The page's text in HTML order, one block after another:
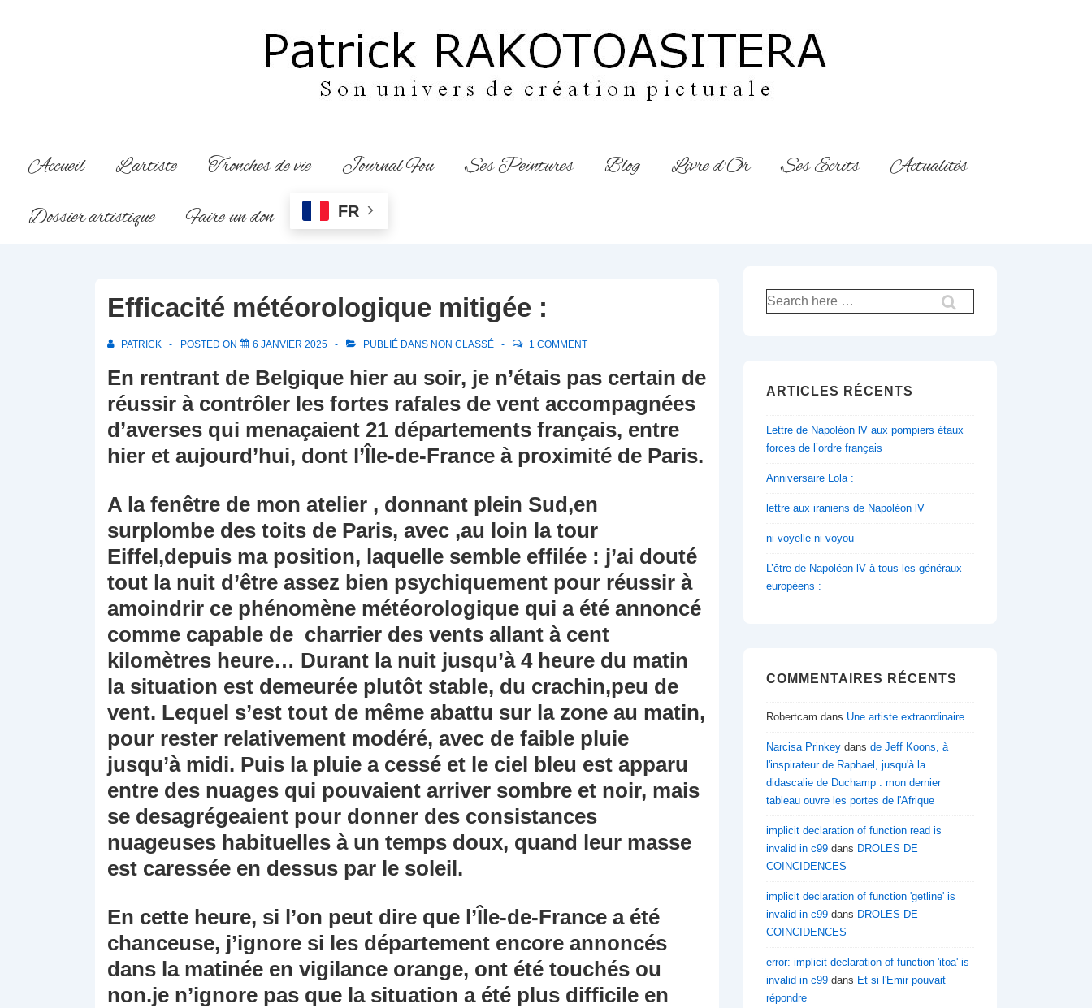
Navigation
Accueil L’artiste Tronches de vie Journal Fou Ses Peintures Blog Livre d’Or Ses Ecrits
Actualités
Dossier artistique
Faire un don FR
Efficacité météorologique mitigée :
PATRICK POSTED ON 6 JANVIER 2025 PUBLIÉ DANS NON CLASSÉ 1 COMMENT
En rentrant de Belgique hier au soir, je n’étais pas certain de
réussir à contrôler les fortes rafales de vent accompagnées
d’averses qui menaçaient 21 départements français, entre
hier et aujourd’hui, dont l’Île-de-France à proximité de Paris.
A la fenêtre de mon atelier , donnant plein Sud,en
surplombe des toits de Paris, avec ,au loin la tour
Eiffel,depuis ma position, laquelle semble effilée : j’ai douté
tout la nuit d’être assez bien psychiquement pour réussir à
amoindrir ce phénomène météorologique qui a été annoncé
comme capable de charrier des vents allant à cent
kilomètres heure… Durant la nuit jusqu’à 4 heure du matin
la situation est demeurée plutôt stable, du crachin,peu de
vent. Lequel s’est tout de même abattu sur la zone au matin,
pour rester relativement modéré, avec de faible pluie
jusqu’à midi. Puis la pluie a cessé et le ciel bleu est apparu
entre des nuages qui pouvaient arriver sombre et noir, mais
se desagrégeaient pour donner des consistances
nuageuses habituelles à un temps doux, quand leur masse
est caressée en dessus par le soleil.
En cette heure, si l’on peut dire que l’Île-de-France a été
chanceuse, j’ignore si les département encore annoncés
dans la matinée en vigilance orange, ont été touchés ou
non.je n’ignore pas que la situation a été plus difficile en
Recherche
pour:
ARTICLES RÉCENTS
Lettre de Napoléon lV aux pompiers étaux
forces de l’ordre français
Anniversaire Lola :
lettre aux iraniens de Napoléon lV
ni voyelle ni voyou
L’être de Napoléon lV à tous les généraux
européens :
COMMENTAIRES RÉCENTS
Robertcam dans Une artiste extraordinaire
Narcisa Prinkey dans de Jeff Koons, à
l'inspirateur de Raphael, jusqu'à la
didascalie de Duchamp : mon dernier
tableau ouvre les portes de l'Afrique
implicit declaration of function read is
invalid in c99 dans DROLES DE
COINCIDENCES
implicit declaration of function 'getline' is
invalid in c99 dans DROLES DE
COINCIDENCES
error: implicit declaration of function 'itoa' is
invalid in c99 dans Et si l'Emir pouvait
répondre